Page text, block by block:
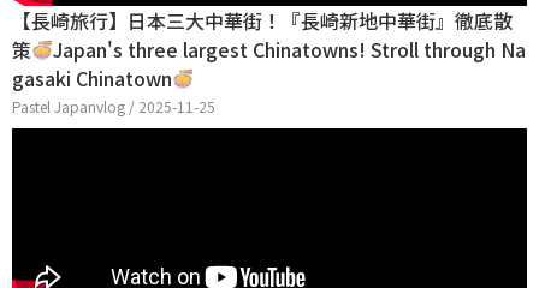
【長崎旅行】日本三大中華街！『長崎新地中華街』徹底散
策
Japan's three largest Chinatowns! Stroll through Na
gasaki Chinatown
Pastel Japanvlog / 2025-11-25